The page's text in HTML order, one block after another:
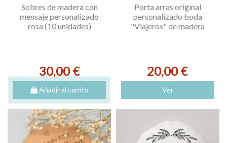
Sobres de madera con
mensaje personalizado
rosa (10 unidades)
30,00 €
Añadir al carrito
Porta arras original
personalizado boda
"Viajeros" de madera
20,00 €
Ver